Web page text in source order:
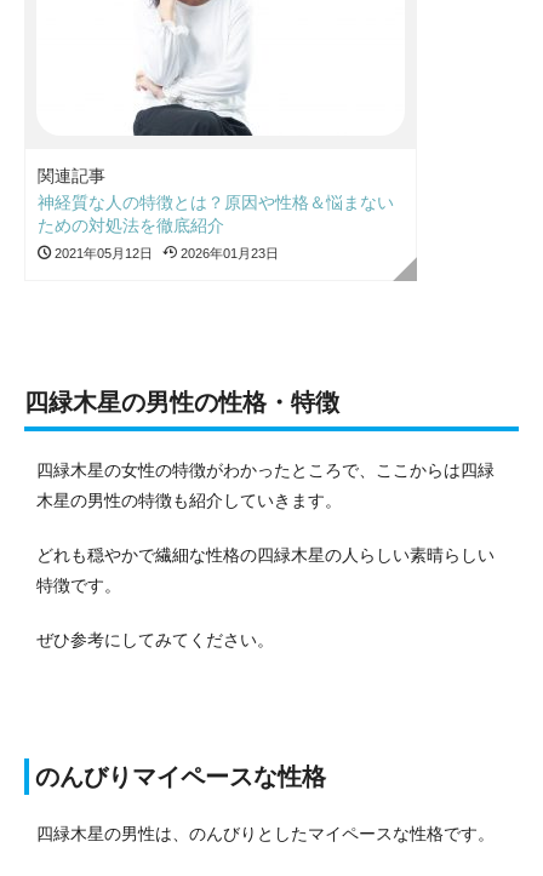
関連記事
神経質な人の特徴とは？原因や性格＆悩まない
ための対処法を徹底紹介
2021年05月12日 2026年01月23日
四緑木星の男性の性格・特徴
四緑木星の女性の特徴がわかったところで、ここからは四緑
木星の男性の特徴も紹介していきます。
どれも穏やかで繊細な性格の四緑木星の人らしい素晴らしい
特徴です。
ぜひ参考にしてみてください。
のんびりマイペースな性格
四緑木星の男性は、のんびりとしたマイペースな性格です。